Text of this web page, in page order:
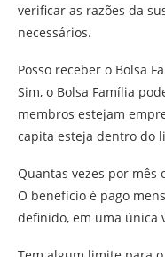
verificar as razões da
necessários.
Posso receber o Bolsa
Sim, o Bolsa Família
membros estejam
capita esteja dentro do
Quantas vezes por mês
O benefício é pago
definido, em uma única